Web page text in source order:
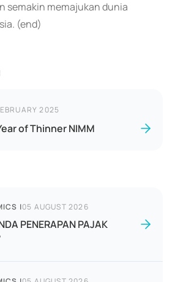
semakin memajukan dunia
(end)
2025
of Thinner NIMM
|05 AUGUST 2026
PENERAPAN PAJAK